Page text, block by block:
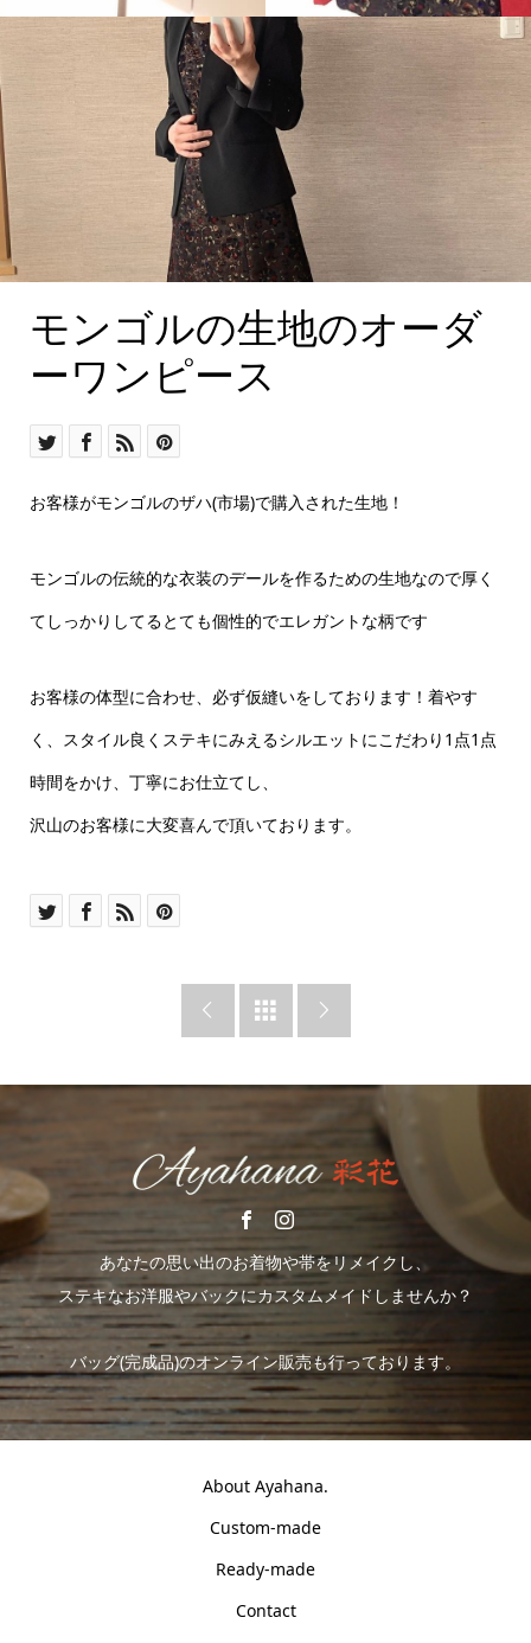
道行コートの赤にも相性
ぴったり
モンゴルの生地のオーダ
ーワンピース
お客様がモンゴルのザハ(市場)で購入された生地！
モンゴルの伝統的な衣装のデールを作るための生地なので厚く
てしっかりしてるとても個性的でエレガントな柄です
お客様の体型に合わせ、必ず仮縫いをしております！着やす
く、スタイル良くステキにみえるシルエットにこだわり1点1点
時間をかけ、丁寧にお仕立てし、
沢山のお客様に大変喜んで頂いております。
  
あなたの思い出のお着物や帯をリメイクし、
ステキなお洋服やバックにカスタムメイドしませんか？
バッグ(完成品)のオンライン販売も行っております。
About Ayahana.
Custom-made
Ready-made
Contact